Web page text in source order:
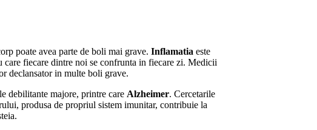
poate avea parte de boli mai grave. Inflamatia este
fiecare dintre noi se confrunta in fiecare zi. Medicii
declansator in multe boli grave.
debilitante majore, printre care Alzheimer. Cercetarile
produsa de propriul sistem imunitar, contribuie la